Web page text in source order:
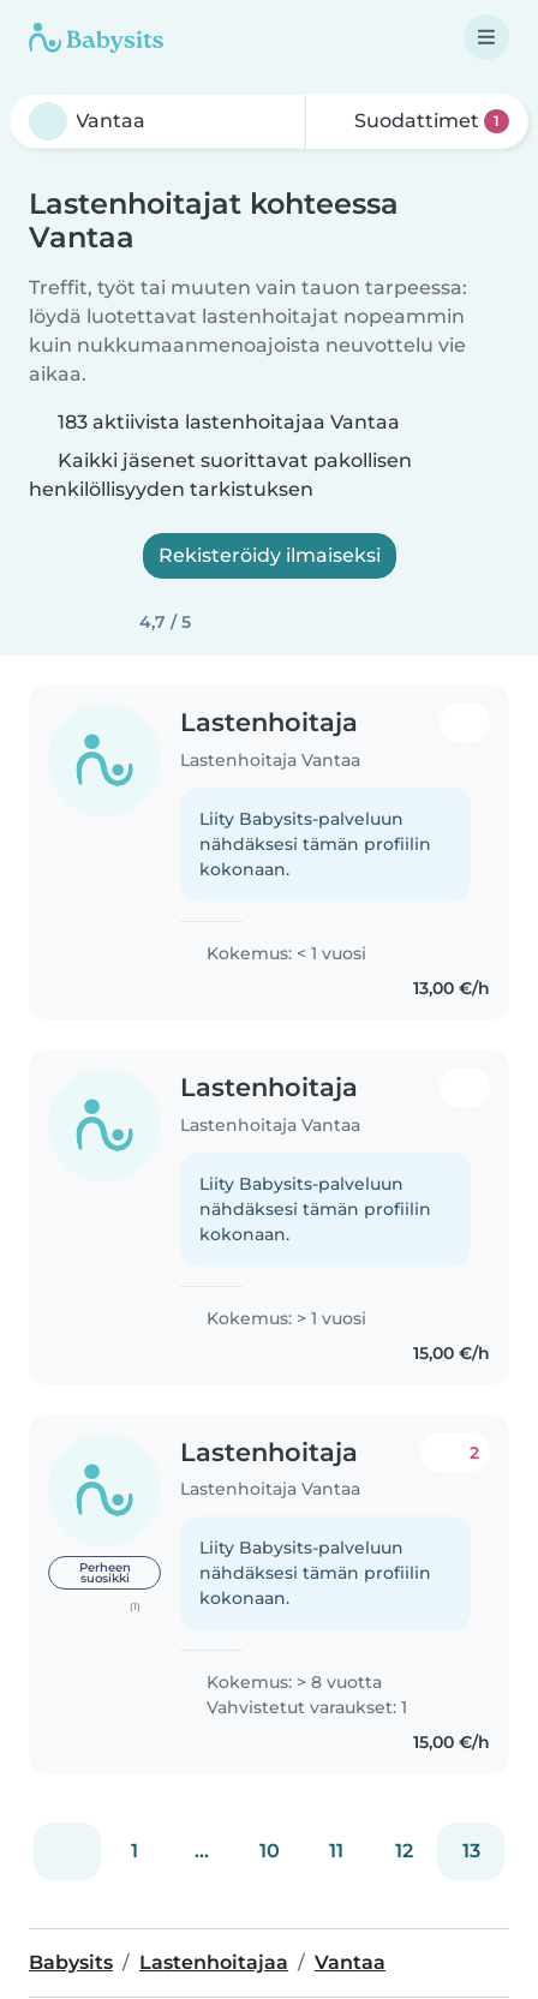
Suodattimet 1
Lastenhoitajat kohteessa
Vantaa
Treffit, työt tai muuten vain tauon tarpeessa:
löydä luotettavat lastenhoitajat nopeammin
kuin nukkumaanmenoajoista neuvottelu vie
aikaa.
183 aktiivista lastenhoitajaa Vantaa
Kaikki jäsenet suorittavat pakollisen
henkilöllisyyden tarkistuksen
Rekisteröidy ilmaiseksi
4,7 / 5
Lastenhoitaja
Lastenhoitaja Vantaa
Liity Babysits-palveluun
nähdäksesi tämän profiilin
kokonaan.
Kokemus: < 1 vuosi
13,00 €/h
Lastenhoitaja
Lastenhoitaja Vantaa
Liity Babysits-palveluun
nähdäksesi tämän profiilin
kokonaan.
Kokemus: > 1 vuosi
15,00 €/h
Perheen
suosikki
(1)
Lastenhoitaja
Lastenhoitaja Vantaa
2
Liity Babysits-palveluun
nähdäksesi tämän profiilin
kokonaan.
Kokemus: > 8 vuotta
Vahvistetut varaukset: 1
15,00 €/h
1 ... 10 11 12 13
Babysits Lastenhoitajaa Vantaa